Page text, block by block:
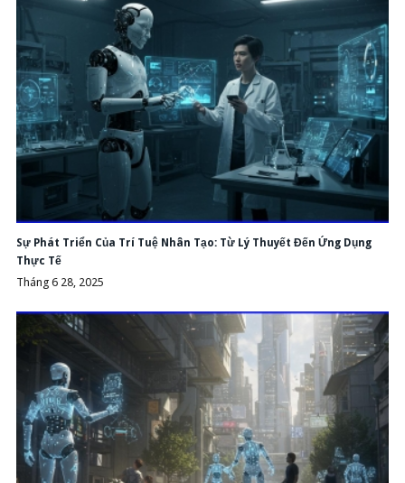
Sự Phát Triển Của Trí Tuệ Nhân Tạo: Từ Lý Thuyết Đến Ứng Dụng
Thực Tế
Tháng 6 28, 2025